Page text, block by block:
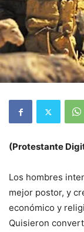
(Protestante
Los hombres
mejor postor, y
económico y
Quisieron